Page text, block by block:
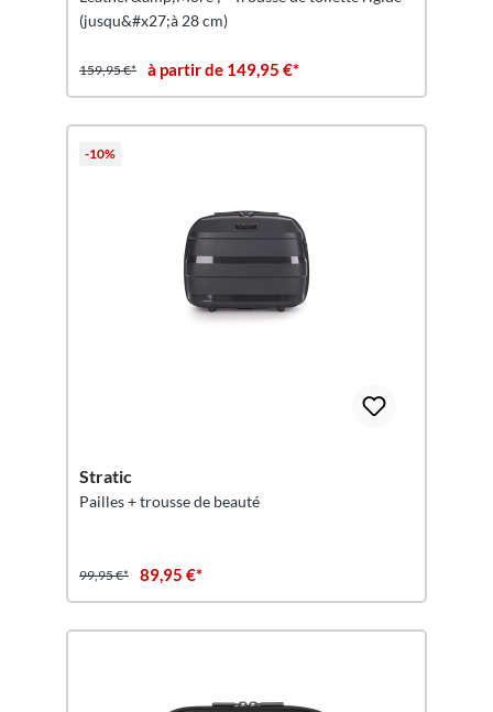
(jusqu&#x27;à 28 cm)
159,95 €* à partir de 149,95 €*
-10%
Stratic
Pailles + trousse de beauté
99,95 €* 89,95 €*